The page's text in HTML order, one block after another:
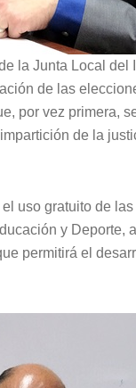
la Junta Local del
de las
por vez primera,
de la
uso gratuito de
y Deporte,
permitirá el